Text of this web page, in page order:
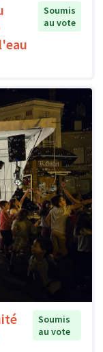
Soumis
au vote
Soumis
au vote